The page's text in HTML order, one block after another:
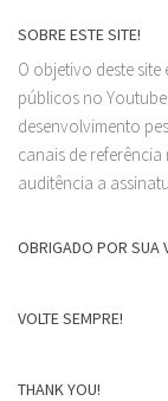
SOBRE ESTE SITE!
O objetivo deste
públicos no
desenvolvimento
canais de
auditência a
OBRIGADO POR SUA
VOLTE SEMPRE!
THANK YOU!